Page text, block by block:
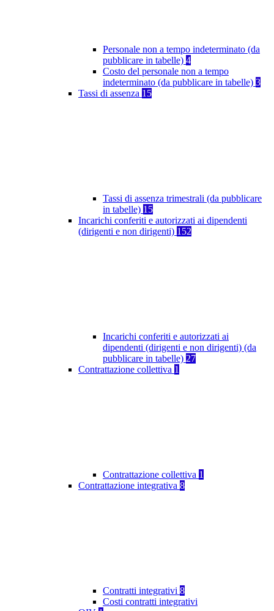
Personale non a tempo indeterminato (da
pubblicare in tabelle) 4
Costo del personale non a tempo
indeterminato (da pubblicare in tabelle) 3
Tassi di assenza 15
Tassi di assenza trimestrali (da pubblicare
in tabelle) 15
Incarichi conferiti e autorizzati ai dipendenti
(dirigenti e non dirigenti) 152
Incarichi conferiti e autorizzati ai
dipendenti (dirigenti e non dirigenti) (da
pubblicare in tabelle) 27
Contrattazione collettiva 1
Contrattazione collettiva 1
Contrattazione integrativa 8
Contratti integrativi 8
Costi contratti integrativi